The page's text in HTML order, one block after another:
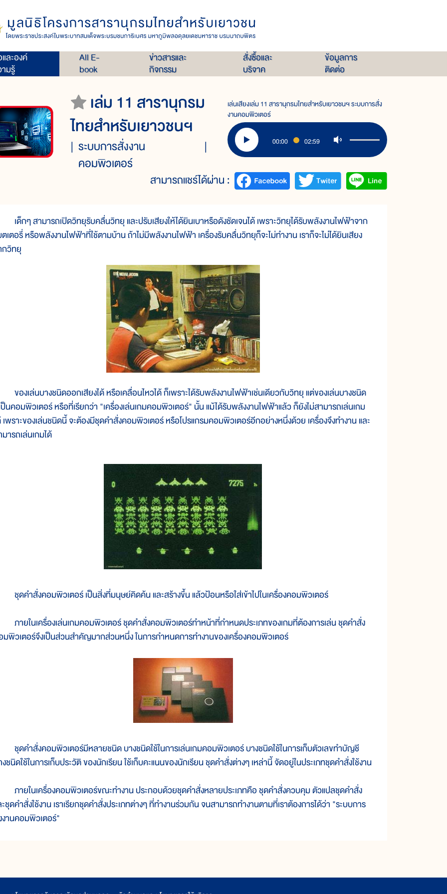
ละองค์
มรู้
All E-
book
ข่าวสารและ
กิจกรรม
สั่งซื้อและ
บริจาค
ข้อมูลการ
ติดต่อ
เล่ม 11 สารานุกรม
ไทยสำหรับเยาวชนฯ
ระบบการสั่งงาน
คอมพิวเตอร์
เล่นเสียงเล่ม 11 สารานุกรมไทยสำหรับเยาวชนฯ ระบบการสั่ง
งานคอมพิวเตอร์
00:00 02:59
สามารถแชร์ได้ผ่าน :
เด็กๆ สามารถเปิดวิทยุรับคลื่นวิทยุ และปรับเสียงให้ได้ยินเบาหรือดังชัดเจนได้ เพราะวิทยุได้รับพลังงานไฟฟ้าจาก
ตเตอรี่ หรือพลังงานไฟฟ้าที่ใช้ตามบ้าน ถ้าไม่มีพลังงานไฟฟ้า เครื่องรับคลื่นวิทยุก็จะไม่ทำงาน เราก็จะไม่ได้ยินเสียง
กวิทยุ
ของเล่นบางชนิดออกเสียงได้ หรือเคลื่อนไหวได้ ก็เพราะได้รับพลังงานไฟฟ้าเช่นเดียวกับวิทยุ แต่ของเล่นบางชนิด
นคอมพิวเตอร์ หรือที่เรียกว่า "เครื่องเล่นเกมคอมพิวเตอร์" นั้น แม้ได้รับพลังงานไฟฟ้าแล้ว ก็ยังไม่สามารถเล่นเกม
เพราะของเล่นชนิดนี้ จะต้องมีชุดคำสั่งคอมพิวเตอร์ หรือโปรแกรมคอมพิวเตอร์อีกอย่างหนึ่งด้วย เครื่องจึงทำงาน และ
ารถเล่นเกมได้
ชุดคำสั่งคอมพิวเตอร์ เป็นสิ่งที่มนุษย์คิดค้น และสร้างขึ้น แล้วป้อนหรือใส่เข้าไปในเครื่องคอมพิวเตอร์
ภายในเครื่องเล่นเกมคอมพิวเตอร์ ชุดคำสั่งคอมพิวเตอร์ทำหน้าที่กำหนดประเภทของเกมที่ต้องการเล่น ชุดคำสั่ง
มพิวเตอร์จึงเป็นส่วนสำคัญมากส่วนหนึ่ง ในการกำหนดการทำงานของเครื่องคอมพิวเตอร์
ชุดคำสั่งคอมพิวเตอร์มีหลายชนิด บางชนิดใช้ในการเล่นเกมคอมพิวเตอร์ บางชนิดใช้ในการเก็บตัวเลขทำบัญชี
ชนิดใช้ในการเก็บประวัติ ของนักเรียน ใช้เก็บคะแนนของนักเรียน ชุดคำสั่งต่างๆ เหล่านี้ จัดอยู่ในประเภทชุดคำสั่งใช้งาน
ภายในเครื่องคอมพิวเตอร์ขณะทำงาน ประกอบด้วยชุดคำสั่งหลายประเภทคือ ชุดคำสั่งควบคุม ตัวแปลชุดคำสั่ง
ชุดคำสั่งใช้งาน เราเรียกชุดคำสั่งประเภทต่างๆ ที่ทำงานร่วมกัน จนสามารถทำงานตามที่เราต้องการได้ว่า "ระบบการ
านคอมพิวเตอร์"